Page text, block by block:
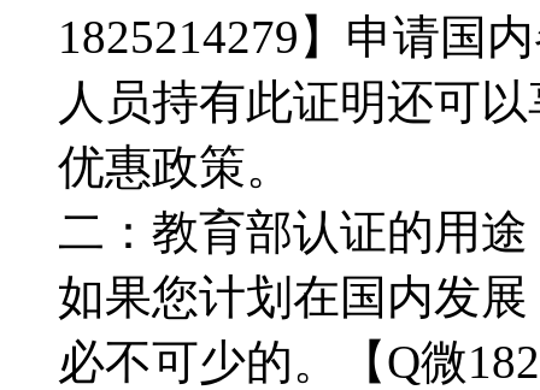
1825214279】申请国
人员持有此证明还可
优惠政策。
二：教育部认证的用途
如果您计划在国内发
必不可少的。【Q微